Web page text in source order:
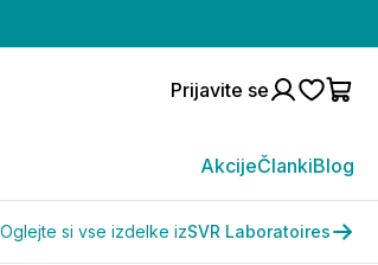
Prijavite se
AkcijeČlankiBlog
Oglejte si vse izdelke izSVR Laboratoires